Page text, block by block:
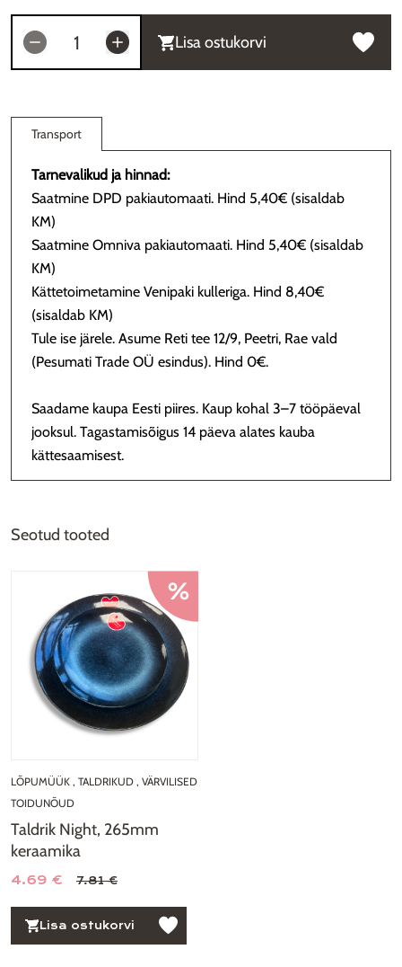
Lisa ostukorvi
Transport
Tarnevalikud ja hinnad:
Saatmine DPD pakiautomaati. Hind 5,40€ (sisaldab
KM)
Saatmine Omniva pakiautomaati. Hind 5,40€ (sisaldab
KM)
Kättetoimetamine Venipaki kulleriga. Hind 8,40€
(sisaldab KM)
Tule ise järele. Asume Reti tee 12/9, Peetri, Rae vald
(Pesumati Trade OÜ esindus). Hind 0€.
Saadame kaupa Eesti piires. Kaup kohal 3–7 tööpäeval
jooksul. Tagastamisõigus 14 päeva alates kauba
kättesaamisest.
Seotud tooted
LÕPUMÜÜK , TALDRIKUD , VÄRVILISED
TOIDUNÕUD
Taldrik Night, 265mm
keraamika
4.69 € 7.81 €
Lisa ostukorvi